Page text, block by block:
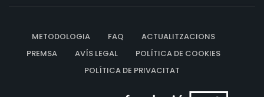
METODOLOGIA FAQ
ACTUALITZACIONS
PREMSA
AVÍS LEGAL
POLÍTICA DE COOKIES
POLÍTICA DE PRIVACITAT